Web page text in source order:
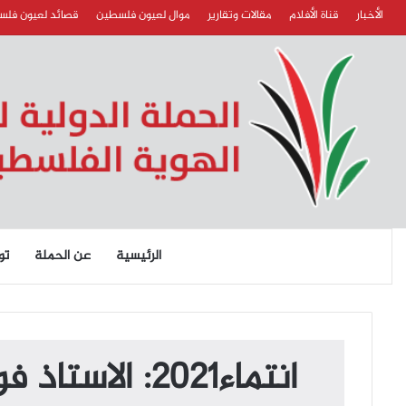
الأخبار قناة الأفلام مقالات وتقارير موال لعيون فلسطين قصائد لعيون
الرئيسية عن الحملة